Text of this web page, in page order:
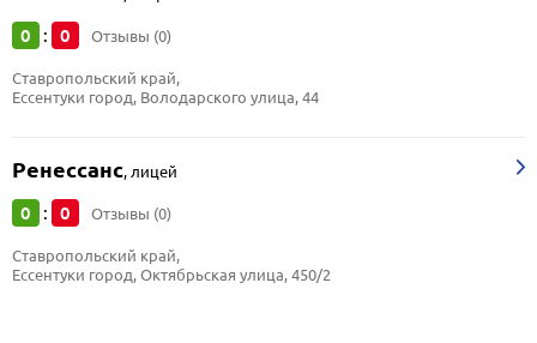
0 : 0 Отзывы (0)
Ставропольский край,
Ессентуки город, Володарского улица, 44
Ренессанс,лицей
0 : 0 Отзывы (0)
Ставропольский край,
Ессентуки город, Октябрьская улица, 450/2